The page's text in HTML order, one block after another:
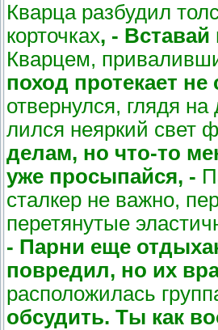
Кварца разбудил
корточках, - Вставай
Кварцем,
поход протекает
отвернулся, глядя
лился неяркий свет
делам, но что-то
уже просыпайся, -
сталкер не важно,
перетянутые
- Парни еще
повредил, но их
расположилась
обсудить. Ты как